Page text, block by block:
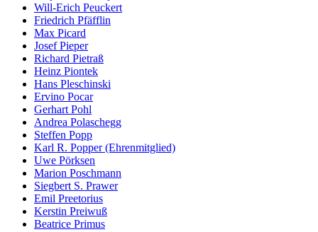
Will-Erich Peuckert
Friedrich Pfäfflin
Max Picard
Josef Pieper
Richard Pietraß
Heinz Piontek
Hans Pleschinski
Ervino Pocar
Gerhart Pohl
Andrea Polaschegg
Steffen Popp
Karl R. Popper (Ehrenmitglied)
Uwe Pörksen
Marion Poschmann
Siegbert S. Prawer
Emil Preetorius
Kerstin Preiwuß
Beatrice Primus